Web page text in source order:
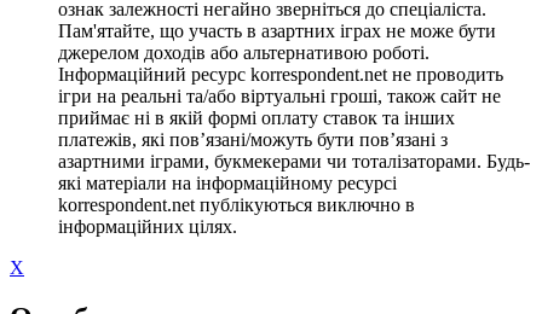
ознак залежності негайно зверніться до спеціаліста.
Пам'ятайте, що участь в азартних іграх не може бути
джерелом доходів або альтернативою роботі.
Інформаційний ресурс korrespondent.net не проводить
ігри на реальні та/або віртуальні гроші, також сайт не
приймає ні в якій формі оплату ставок та інших
платежів, які пов’язані/можуть бути пов’язані з
азартними іграми, букмекерами чи тоталізаторами. Будь-
які матеріали на інформаційному ресурсі
korrespondent.net публікуються виключно в
інформаційних цілях.
X